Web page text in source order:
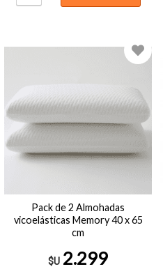
Pack de 2 Almohadas
vicoelásticas Memory 40 x 65
cm
$U 2.299